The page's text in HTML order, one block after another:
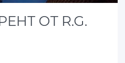
ОТ R.G.